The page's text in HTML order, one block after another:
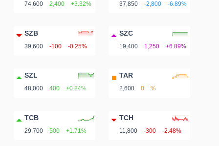
74,600 2,400 +3.32% 37,850 -2,800 -6.89%
SZB
39,600 -100 -0.25%
SZC
19,400 1,250 +6.89%
SZL
48,000 400 +0.84%
TAR
2,600 0 %
TCB
29,700 500 +1.71%
TCH
11,800 -300 -2.48%